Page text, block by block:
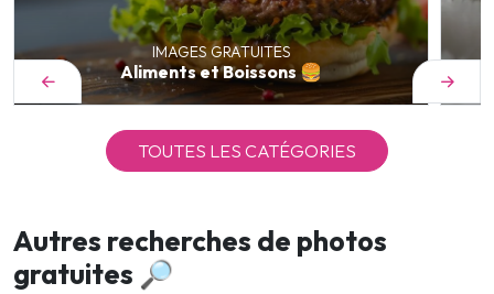
IMAGES GRATUITES
Aliments et Boissons 🍔
TOUTES LES CATÉGORIES
Autres recherches de photos
gratuites 🔎